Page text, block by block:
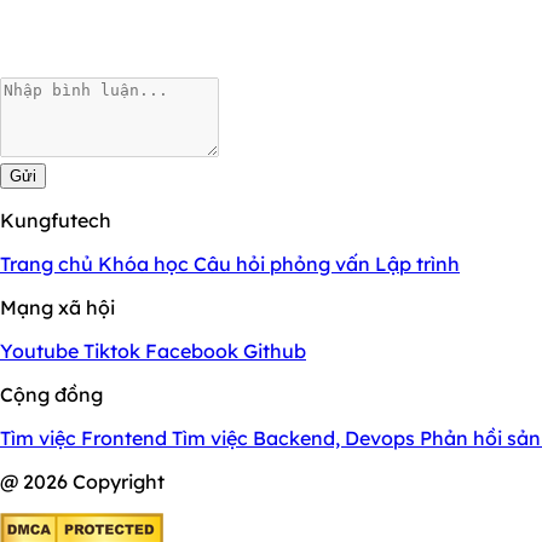
Gửi
Kungfutech
Trang chủ Khóa học Câu hỏi phỏng vấn Lập trình
Mạng xã hội
Youtube Tiktok Facebook Github
Cộng đồng
Tìm việc Frontend Tìm việc Backend, Devops Phản hồi
@ 2026 Copyright